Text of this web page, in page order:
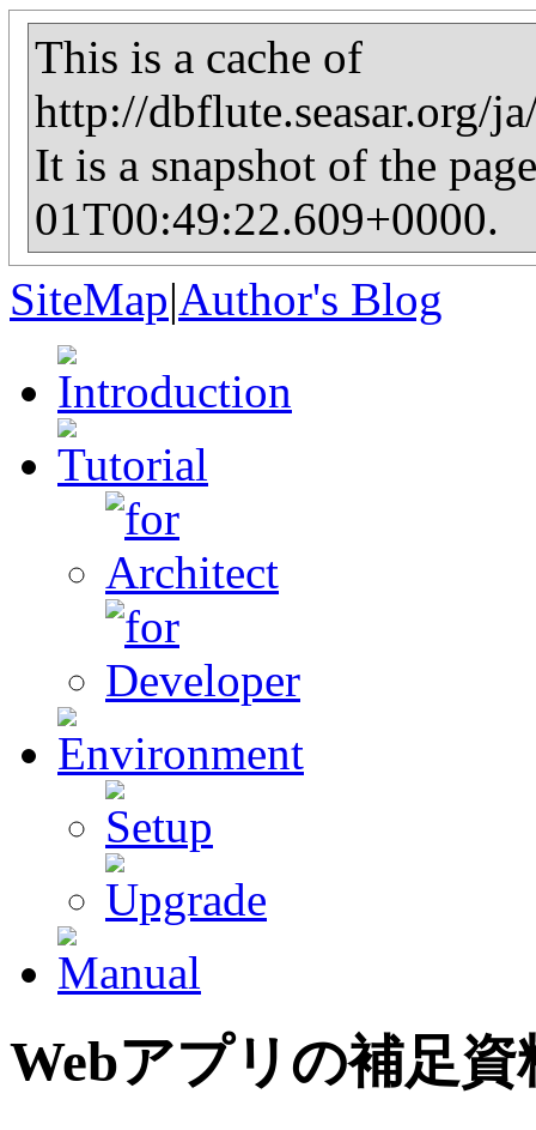
This is a cache of
http://dbflute.seasar.org/
It is a snapshot of the
01T00:49:22.609+0000.
SiteMap|Author's Blog
Webアプリ の補足資